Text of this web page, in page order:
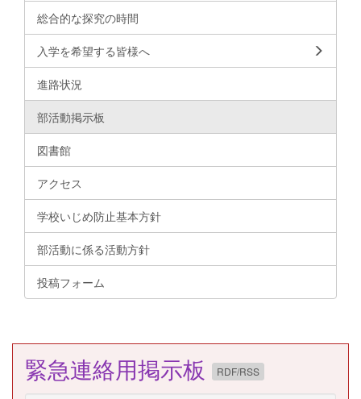
総合的な探究の時間
入学を希望する皆様へ
進路状況
部活動掲示板
図書館
アクセス
学校いじめ防止基本方針
部活動に係る活動方針
投稿フォーム
緊急連絡用掲示板 RDF/RSS